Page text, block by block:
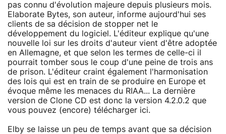
pas connu d'évolution majeure depuis plusieurs mois.
Elaborate Bytes, son auteur, informe aujourd'hui ses
clients de sa décision de stopper net le
développement du logiciel. L'éditeur explique qu'une
nouvelle loi sur les droits d'auteur vient d'être adoptée
en Allemagne, et que selon les termes de celle-ci il
pourrait tomber sous le coup d'une peine de trois ans
de prison. L'éditeur craint également l'harmonisation
des lois qui est en train de se produire en Europe et
évoque même les menaces du RIAA... La dernière
version de Clone CD est donc la version 4.2.0.2 que
vous pouvez (encore) télécharger ici.
Elby se laisse un peu de temps avant que sa décision